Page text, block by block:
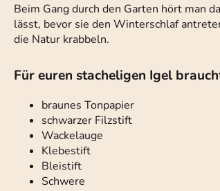
Beim Gang durch den Garten hört man
lässt, bevor sie den Winterschlaf
die Natur krabbeln.
Für euren stacheligen Igel
braunes Tonpapier
schwarzer Filzstift
Wackelauge
Klebestift
Bleistift
Schwere